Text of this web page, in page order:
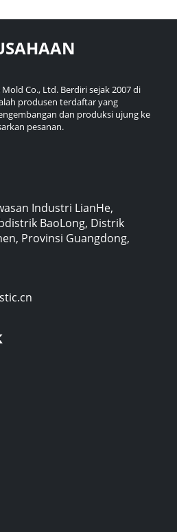
Co., Ltd. Berdiri sejak 2007 di
produsen terdaftar yang
dan produksi ujung ke
pesanan.
Industri LianHe,
BaoLong, Distrik
Provinsi Guangdong,